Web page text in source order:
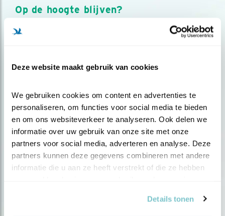
Deze website maakt gebruik van cookies
We gebruiken cookies om content en advertenties te
personaliseren, om functies voor social media te bieden
en om ons websiteverkeer te analyseren. Ook delen we
informatie over uw gebruik van onze site met onze
partners voor social media, adverteren en analyse. Deze
partners kunnen deze gegevens combineren met andere
informatie die u aan ze heeft verstrekt of die ze hebben
Details tonen
Op de hoogte blijven?
Meld je aan en ontvang nieuws, inspiratie, acties en tips
over vogels en activiteiten van Vogelbescherming.